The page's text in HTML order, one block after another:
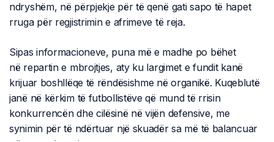
ndryshëm, në përpjekje për të qenë gati sapo të hapet
rruga për regjistrimin e afrimeve të reja.
Sipas informacioneve, puna më e madhe po bëhet
në repartin e mbrojtjes, aty ku largimet e fundit kanë
krijuar boshllëqe të rëndësishme në organikë. Kuqeblutë
janë në kërkim të futbollistëve që mund të rrisin
konkurrencën dhe cilësinë në vijën defensive, me
synimin për të ndërtuar një skuadër sa më të balancuar